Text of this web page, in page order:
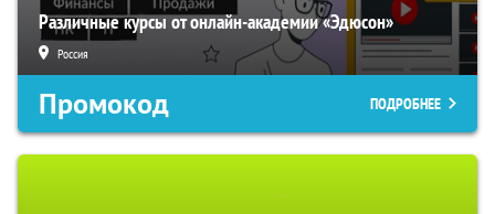
Различные курсы от онлайн-академии «Эдюсон»
Россия
Промокод ПОДРОБНЕЕ